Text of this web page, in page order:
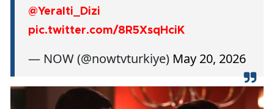
@Yeralti_Dizi
pic.twitter.com/8R5XsqHciK
— NOW (@nowtvturkiye) May 20, 2026